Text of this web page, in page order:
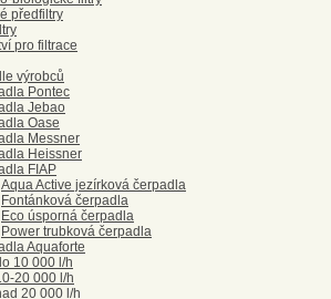
předfiltry
pro filtrace
výrobců
Pontec
Jebao
Oase
Messner
Heissner
FIAP
Aqua Active jezírková čerpadla
Fontánková čerpadla
Eco úsporná čerpadla
Power trubková čerpadla
Aquaforte
10 000 l/h
20 000 l/h
20 000 l/h